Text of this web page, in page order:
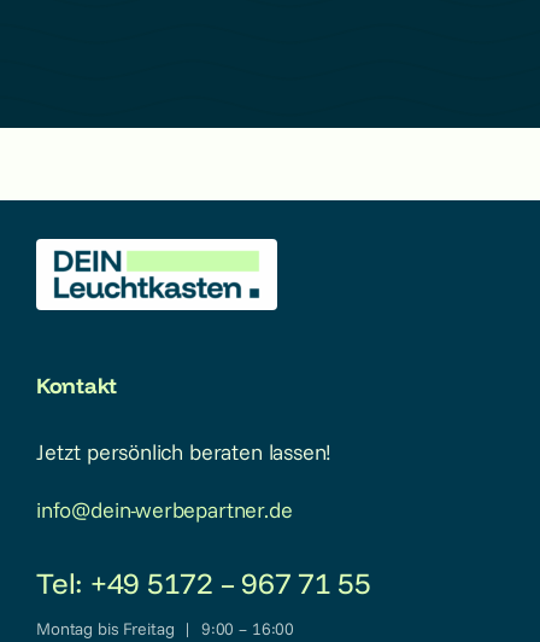
Kontakt
Jetzt persönlich beraten lassen!
info@dein-werbepartner.de
Tel: +49 5172 – 967 71 55
Montag bis Freitag | 9:00 – 16:00